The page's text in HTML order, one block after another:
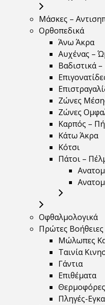
Μάσκες –
Ορθοπεδικά
Άνω Άκρα
Αυχένας –
Βαδιστικά
Ζώνες
Ζώνες
Καρπός –
Κάτω Άκρα
Κότσι
Πάτοι –
Οφθαλμολογικά
Πρώτες Βοήθειες
Μώλωπες
Ταινία
Γάντια
Επιθέματα
Θερμοφόρες
Πληγές-